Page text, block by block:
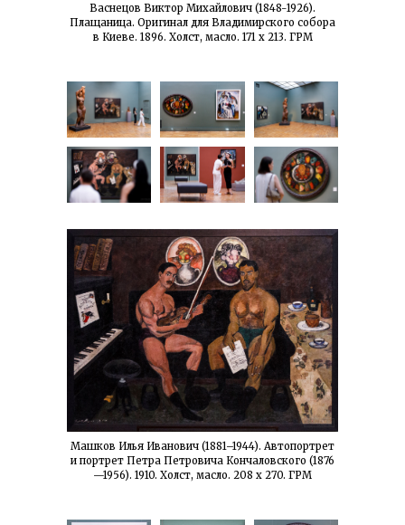
Васнецов Виктор Михайлович (1848-1926).
Плащаница. Оригинал для Владимирского собора
в Киеве. 1896. Холст, масло. 171 x 213. ГРМ
Машков Илья Иванович (1881–1944). Автопортрет
и портрет Петра Петровича Кончаловского (1876
—1956). 1910. Холст, масло. 208 x 270. ГРМ